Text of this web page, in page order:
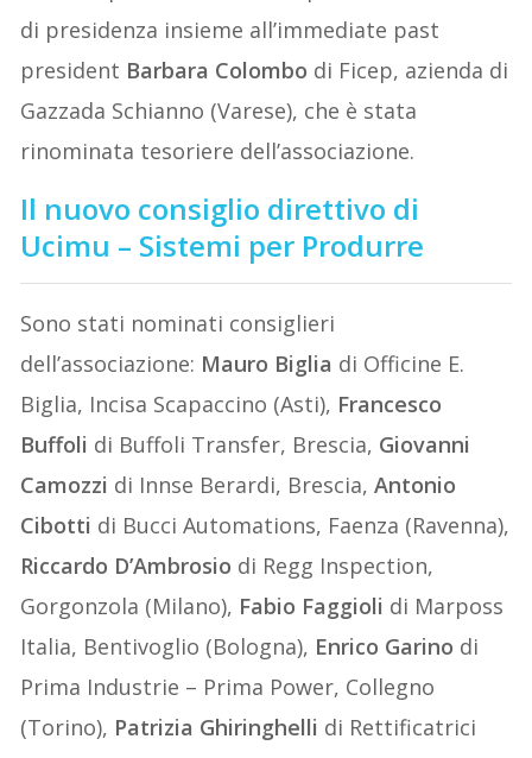
di presidenza insieme all’immediate past
president Barbara Colombo di Ficep, azienda di
Gazzada Schianno (Varese), che è stata
rinominata tesoriere dell’associazione.
Il nuovo consiglio direttivo di
Ucimu – Sistemi per Produrre
Sono stati nominati consiglieri
dell’associazione: Mauro Biglia di Officine E.
Biglia, Incisa Scapaccino (Asti), Francesco
Buffoli di Buffoli Transfer, Brescia, Giovanni
Camozzi di Innse Berardi, Brescia,Antonio
Cibotti di Bucci Automations, Faenza (Ravenna),
Riccardo D’Ambrosio di Regg Inspection,
Gorgonzola (Milano), Fabio Faggioli di Marposs
Italia, Bentivoglio (Bologna), Enrico Garino di
Prima Industrie – Prima Power, Collegno
(Torino), Patrizia Ghiringhelli di Rettificatrici